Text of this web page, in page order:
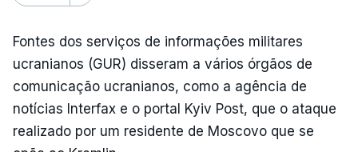
Fontes dos serviços de informações militares
ucranianos (GUR) disseram a vários órgãos de
comunicação ucranianos, como a agência de
notícias Interfax e o portal Kyiv Post, que o ataque
realizado por um residente de Moscovo que se